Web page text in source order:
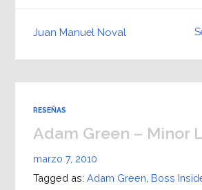
Juan Manuel Noval
RESEÑAS
Adam Green – Minor
marzo 7, 2010
Tagged as: Adam Green Boss